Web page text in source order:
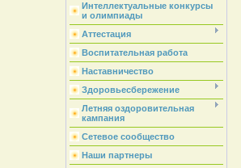
Интеллектуальные конкурсы
и олимпиады
Аттестация
Воспитательная работа
Наставничество
Здоровьесбережение
Летняя оздоровительная
кампания
Сетевое сообщество
Наши партнеры